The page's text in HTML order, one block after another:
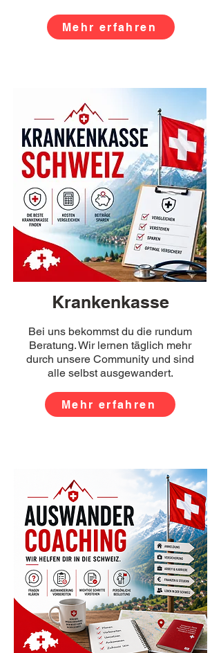
Mehr erfahren
Bei uns bekommst du die rundum
Beratung. Wir lernen täglich mehr
durch unsere Community und sind
alle selbst ausgewandert.
Krankenkasse
Mehr erfahren